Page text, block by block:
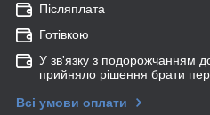
Післяплата
Готівкою
У зв'язку з подорожчанням
прийняло рішення брати
Всі умови оплати